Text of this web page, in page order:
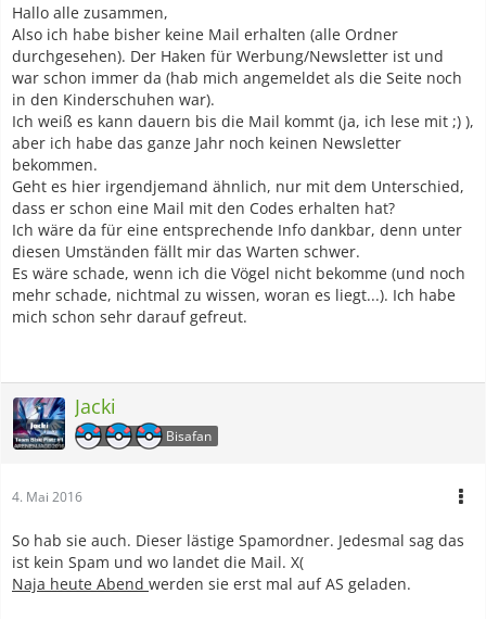
Hallo alle zusammen,
Also ich habe bisher keine Mail erhalten (alle Ordner
durchgesehen). Der Haken für Werbung/Newsletter ist und
war schon immer da (hab mich angemeldet als die Seite noch
in den Kinderschuhen war).
Ich weiß es kann dauern bis die Mail kommt (ja, ich lese mit ;) ),
aber ich habe das ganze Jahr noch keinen Newsletter
bekommen.
Geht es hier irgendjemand ähnlich, nur mit dem Unterschied,
dass er schon eine Mail mit den Codes erhalten hat?
Ich wäre da für eine entsprechende Info dankbar, denn unter
diesen Umständen fällt mir das Warten schwer.
Es wäre schade, wenn ich die Vögel nicht bekomme (und noch
mehr schade, nichtmal zu wissen, woran es liegt...). Ich habe
mich schon sehr darauf gefreut.
Jacki
Bisafan
4. Mai 2016
So hab sie auch. Dieser lästige Spamordner. Jedesmal sag das
ist kein Spam und wo landet die Mail. X(
Naja heute Abend werden sie erst mal auf AS geladen.